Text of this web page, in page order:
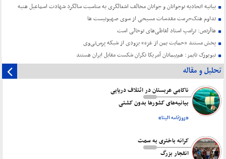
بیانیه اتحادیه نوجوانان و جوانان مخالف اشغالگری به مناسبت سالگرد شهادت اسماعیل هنیه
تداوم هتک‌حرمت مقدسات مسیحی از سوی صهیونیست ها
هاآرتص: ترامپ استاد لفاظی‌های توخالی است
پخش مستند «حمایت یمن از غزه» بزودی از شبکه پرس‌تی‌وی
نیویورک تایمز: هم‌پیمانان آمریکا نگران شکست مقابل ایران هستند
تحلیل و مقاله
ناکامی عربستان در ائتلاف دریایی
بیانیه‌های کشورها بدون کشتی
«روزنامه البنا»
کرانه باختری به سمت
انفجار بزرگ